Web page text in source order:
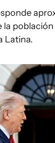
población
Latina.